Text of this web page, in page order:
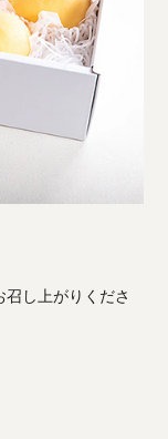
上がりくださ